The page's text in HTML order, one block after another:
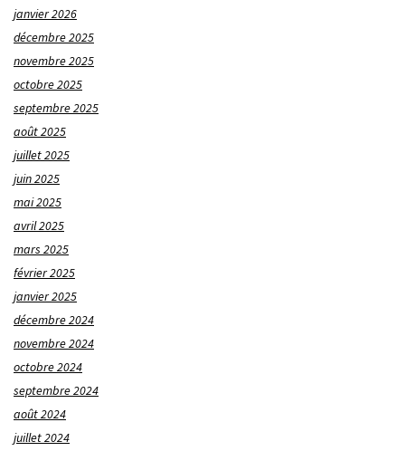
janvier 2026
décembre 2025
novembre 2025
octobre 2025
septembre 2025
août 2025
juillet 2025
juin 2025
mai 2025
avril 2025
mars 2025
février 2025
janvier 2025
décembre 2024
novembre 2024
octobre 2024
septembre 2024
août 2024
juillet 2024